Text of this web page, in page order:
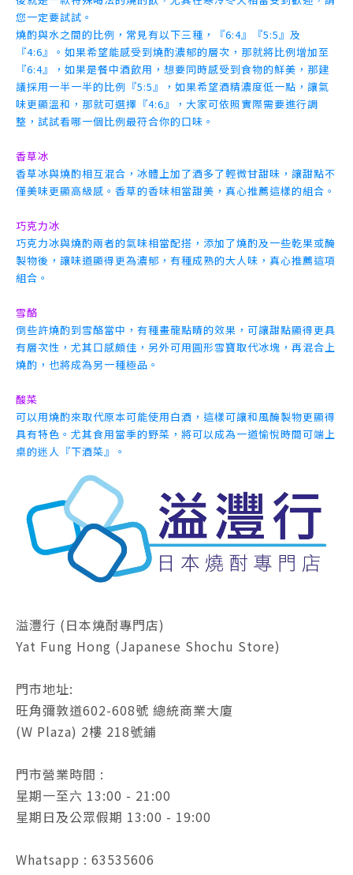
您一定要試試。
燒酌與水之間的比例，常見有以下三種，『6:4』『5:5』及
『4:6』。如果希望能感受到燒酌濃郁的層次，那就將比例增加至
『6:4』，如果是餐中酒飲用，想要同時感受到食物的鮮美，那建
議採用一半一半的比例『5:5』，如果希望酒精濃度低一點，讓氣
味更顯溫和，那就可選擇『4:6』，大家可依照實際需要進行調
整，試試看哪一個比例最符合你的口味。
香草冰
香草冰與燒酌相互混合，冰體上加了酒多了輕微甘甜味，讓甜點不
僅美味更顯高級感。香草的香味相當甜美，真心推薦這樣的組合。
巧克力冰
巧克力冰與燒酌兩者的氣味相當配搭，添加了燒酌及一些乾果或醃
製物後，讓味道顯得更為濃郁，有種成熟的大人味，真心推薦這項
組合。
雪酪
倒些許燒酌到雪酪當中，有種畫龍點睛的效果，可讓甜點顯得更具
有層次性，尤其口感頗佳，另外可用圓形雪寶取代冰塊，再混合上
燒酌，也將成為另一種極品。
酸菜
可以用燒酌來取代原本可能使用白酒，這樣可讓和風醃製物更顯得
具有特色。尤其食用當季的野菜，將可以成為一道愉悅時間可端上
桌的迷人『下酒菜』。
溢灃行 (日本燒酎專門店)
Yat Fung Hong (Japanese Shochu Store)
門市地址:
旺角彌敦道602-608號 總統商業大廈
(W Plaza) 2樓 218號鋪
門市營業時間 :
星期一至六 13:00 - 21:00
星期日及公眾假期 13:00 - 19:00
Whatsapp : 63535606